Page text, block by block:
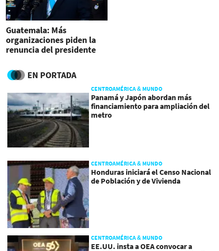
Guatemala: Más
organizaciones piden la
renuncia del presidente
EN PORTADA
CENTROAMÉRICA & MUNDO
Panamá y Japón abordan más
financiamiento para ampliación del
metro
CENTROAMÉRICA & MUNDO
Honduras iniciará el Censo Nacional
de Población y de Vivienda
CENTROAMÉRICA & MUNDO
EE.UU. insta a OEA convocar a